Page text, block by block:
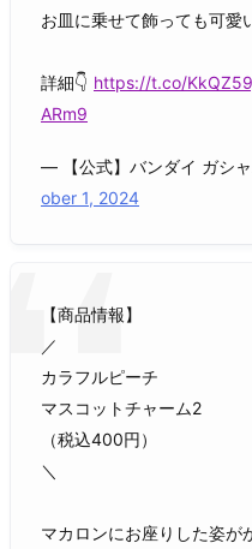
お皿に乗せて飾っても可愛
詳細👇 https://t.co/
ARm9
— 【公式】バンダイ ガシ
ober 1, 2024
【商品情報】
／
カラフルピーチ
マスコットチャーム2
（税込400円）
＼
マカロンにお座りした姿が